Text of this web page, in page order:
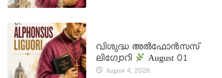
വിശുദ്ധ അൽഫോൻസസ്
ലിഗ്വോറി
August 01
August 4, 2026